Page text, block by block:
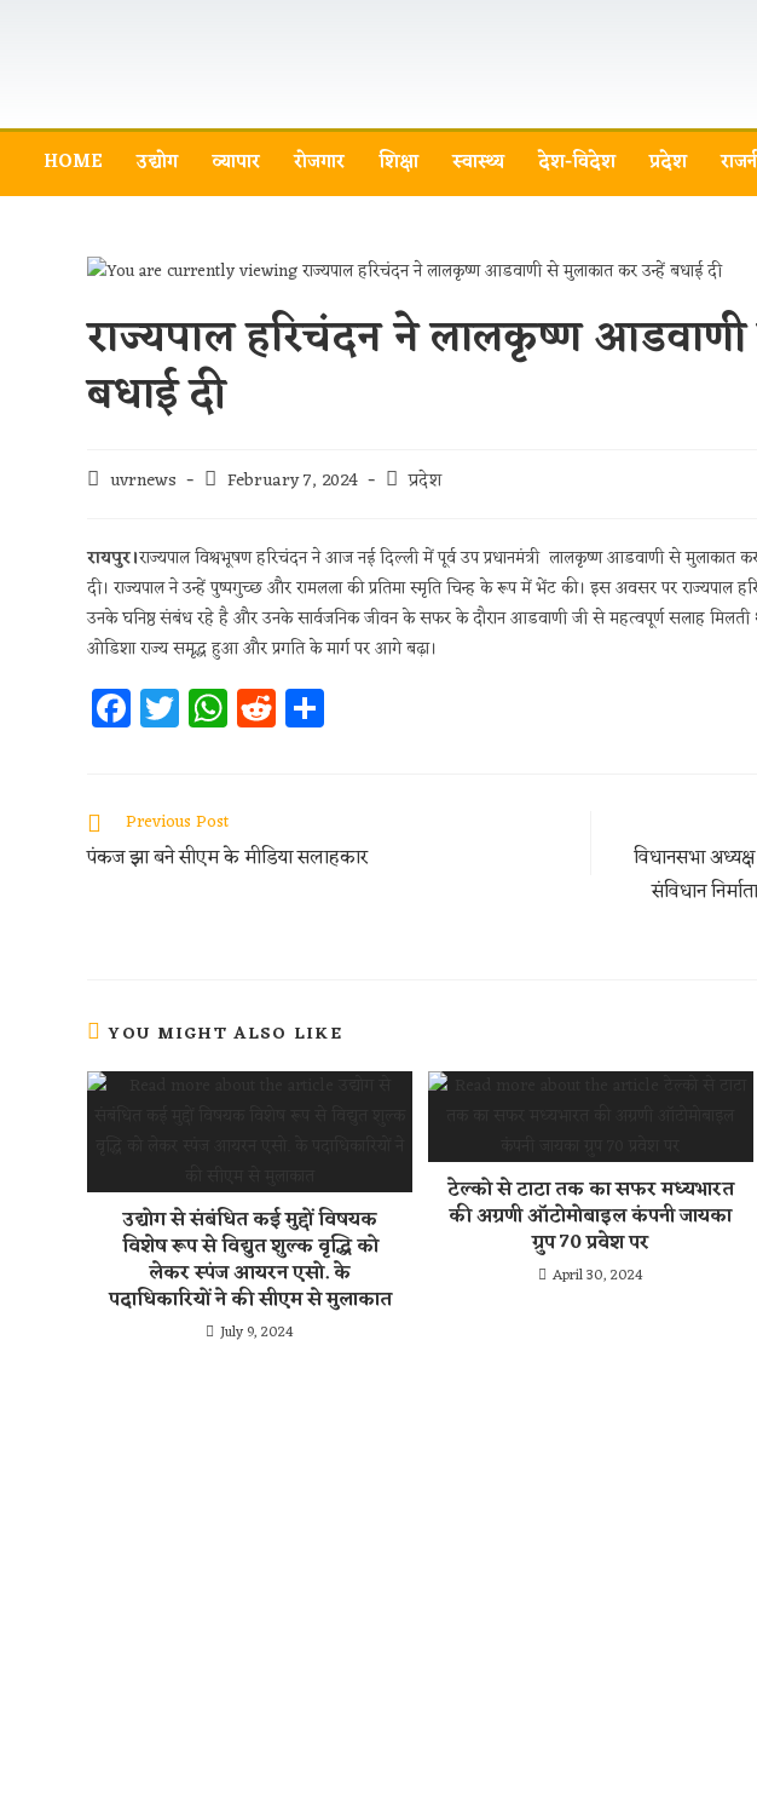
HOME उद्योग व्यापार रोजगार शिक्षा स्वास्थ्य देश-विदेश प्रदेश
राज्यपाल हरिचंदन ने लालकृष्ण
बधाई दी
uvrnews February 7, 2024 प्रदेश
रायपुर।राज्यपाल विश्वभूषण हरिचंदन ने आज नई दिल्ली में पूर्व उप प्रधानमंत्री लालकृष्ण आडवाणी से मुलाकात
दी। राज्यपाल ने उन्हें पुष्पगुच्छ और रामलला की प्रतिमा स्मृति चिन्ह के रूप में भेंट की। इस अवसर पर
उनके घनिष्ठ संबंध रहे है और उनके सार्वजनिक जीवन के सफर के दौरान आडवाणी जी से महत्वपूर्ण सलाह मिलती
ओडिशा राज्य समृद्ध हुआ और प्रगति के मार्ग पर आगे बढ़ा।
Fa
ce
oo
k
T
w
er
W
h
s
A
R
e
t
Previous Post
पंकज झा बने सीएम के मीडिया सलाहकार
विधानसभा
संविधान
YOU MIGHT ALSO LIKE
उद्योग से संबंधित कई मुद्दों विषयक
विशेष रूप से विद्युत शुल्क वृद्धि को
लेकर स्पंज आयरन एसो. के
पदाधिकारियों ने की सीएम से मुलाकात
July 9, 2024
टेल्को से टाटा तक का सफर मध्यभारत
की अग्रणी ऑटोमोबाइल कंपनी जायका
ग्रुप 70 प्रवेश पर
April 30, 2024